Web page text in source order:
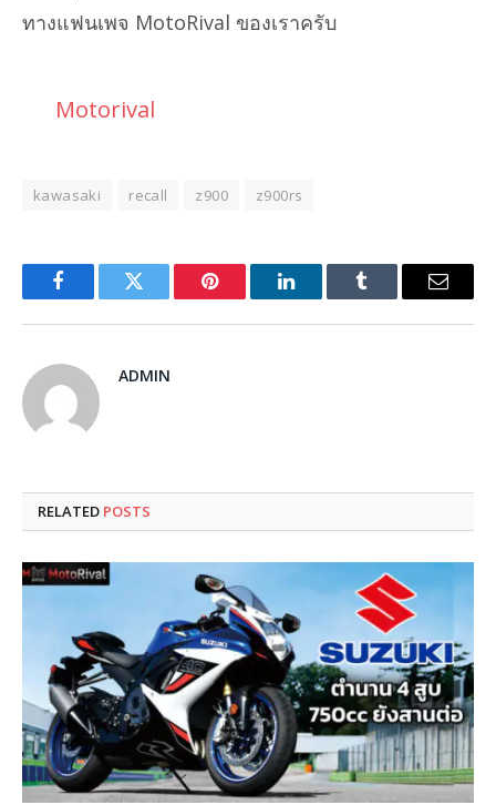
ทางแฟนเพจ MotoRival ของเราครับ
Motorival
kawasaki recall z900 z900rs
FacebookTwitter Pinterest LinkedInTumblr Email
ADMIN
RELATED POSTS